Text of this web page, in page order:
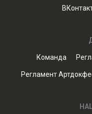
Команда
Регламент